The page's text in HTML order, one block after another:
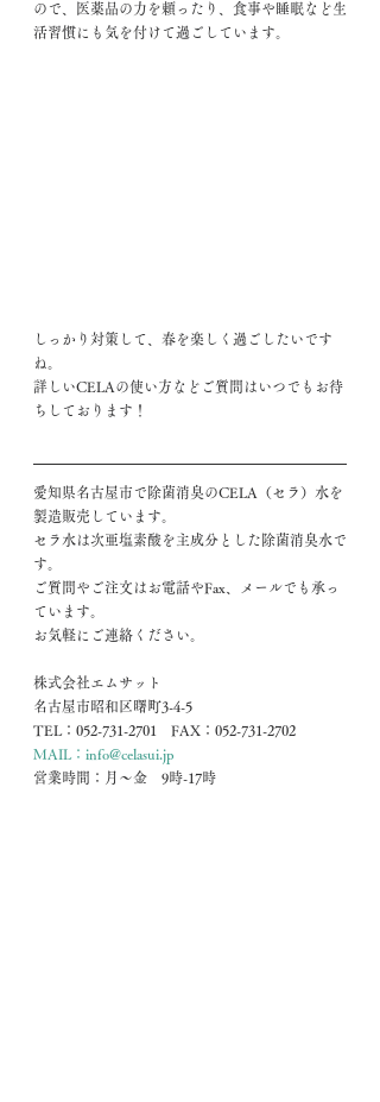
ので、医薬品の力を頼ったり、食事や睡眠など生
活習慣にも気を付けて過ごしています。
しっかり対策して、春を楽しく過ごしたいです
ね。
詳しいCELAの使い方などご質問はいつでもお待
ちしております！
愛知県名古屋市で除菌消臭のCELA（セラ）水を
製造販売しています。
セラ水は次亜塩素酸を主成分とした除菌消臭水で
す。
ご質問やご注文はお電話やFax、メールでも承っ
ています。
お気軽にご連絡ください。
株式会社エムサット
名古屋市昭和区曙町3-4-5
TEL：052-731-2701　FAX：052-731-2702
MAIL：info@celasui.jp
営業時間：月～金　9時-17時